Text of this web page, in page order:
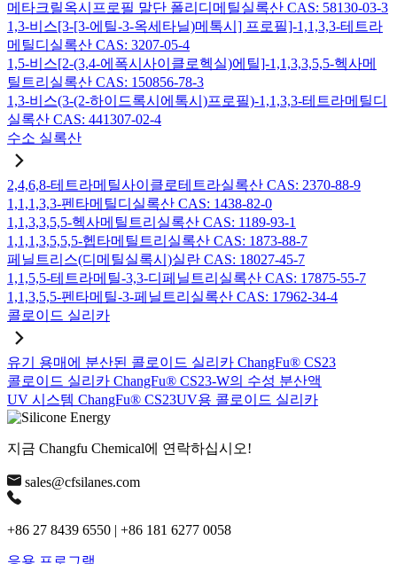
메타크릴옥시프로필 말단 폴리디메틸실록산 CAS: 58130-03-3
1,3-비스[3-[3-에틸-3-옥세타닐)메톡시] 프로필]-1,1,3,3-테트라
메틸디실록산 CAS: 3207-05-4
1,5-비스[2-(3,4-에폭시사이클로헥실)에틸]-1,1,3,3,5,5-헥사메
틸트리실록산 CAS: 150856-78-3
1,3-비스(3-(2-하이드록시에톡시)프로필)-1,1,3,3-테트라메틸디
실록산 CAS: 441307-02-4
수소 실록산
2,4,6,8-테트라메틸사이클로테트라실록산 CAS: 2370-88-9
1,1,1,3,3-펜타메틸디실록산 CAS: 1438-82-0
1,1,3,3,5,5-헥사메틸트리실록산 CAS: 1189-93-1
1,1,1,3,5,5,5-헵타메틸트리실록산 CAS: 1873-88-7
페닐트리스(디메틸실록시)실란 CAS: 18027-45-7
1,1,5,5-테트라메틸-3,3-디페닐트리실록산 CAS: 17875-55-7
1,1,3,5,5-펜타메틸-3-페닐트리실록산 CAS: 17962-34-4
콜로이드 실리카
유기 용매에 분산된 콜로이드 실리카 ChangFu® CS23
콜로이드 실리카 ChangFu® CS23-W의 수성 분산액
UV 시스템 ChangFu® CS23UV용 콜로이드 실리카
지금 Changfu Chemical에 연락하십시오!
sales@cfsilanes.com
+86 27 8439 6550 | +86 181 6277 0058
응용 프로그램